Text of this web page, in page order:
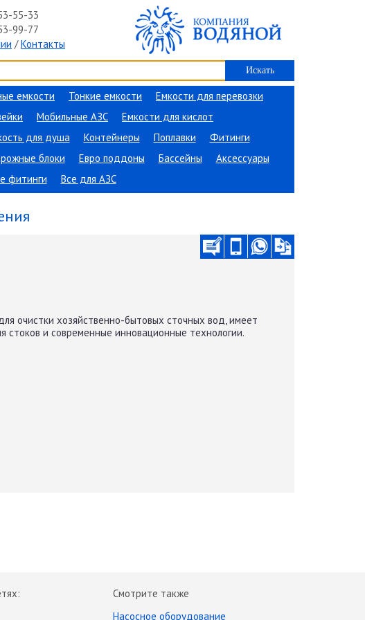
55-33
99-77
/Контакты
емкости Тонкие емкости
Емкости для перевозки
Мобильные АЗС
Емкости для кислот
для душа Контейнеры Поплавки
Фитинги
блоки Евро поддоны Бассейны
Аксессуары
фитинги Все для АЗС
очистки хозяйственно-бытовых сточных вод, имеет
стоков и современные инновационные технологии.
Смотрите также
Насосное оборудование